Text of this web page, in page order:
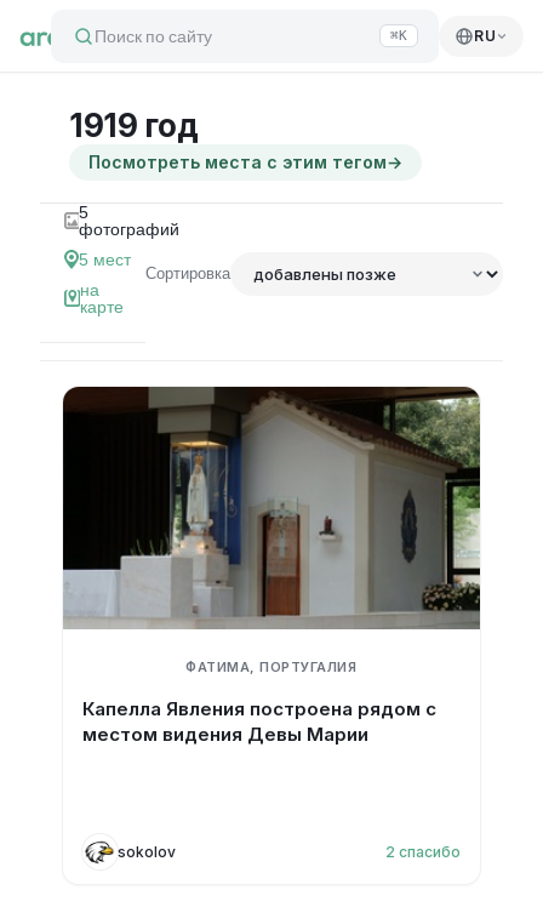
Поиск по сайту ⌘K RU
1919 год
Посмотреть места с этим тегом→
5
фотографий
5 мест
на
карте
Сортировка
ФАТИМА, ПОРТУГАЛИЯ
Капелла Явления построена рядом с
местом видения Девы Марии
sokolov 2 спасибо